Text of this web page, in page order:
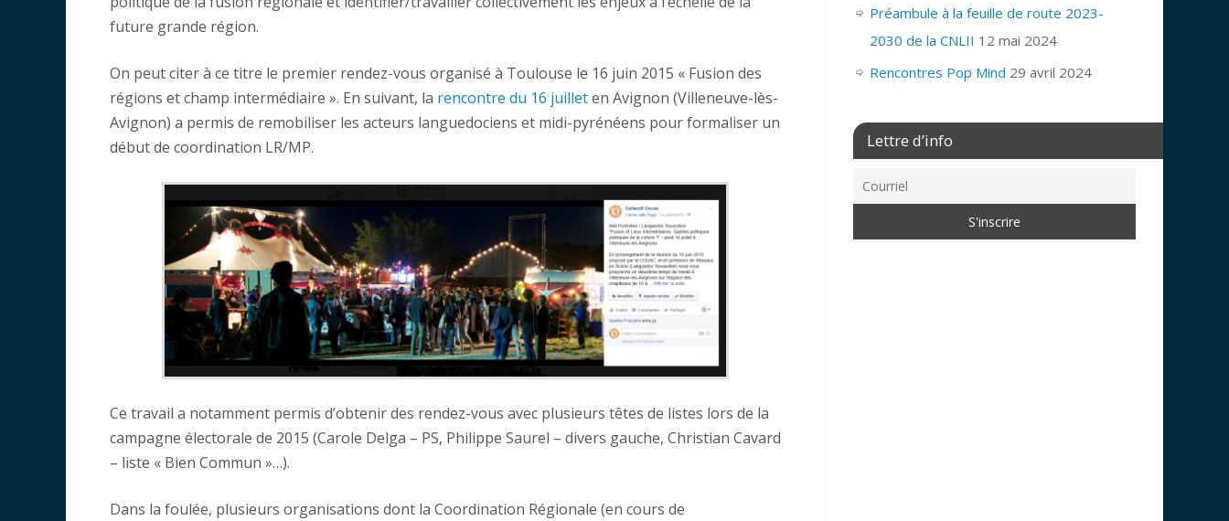
future grande région.
On peut citer à ce titre le premier rendez-vous organisé à Toulouse le 16 juin 2015 « Fusion des
régions et champ intermédiaire ». En suivant, la rencontre du 16 juilleten Avignon (Villeneuve-lès-
Avignon) a permis de remobiliser les acteurs languedociens et midi-pyrénéens pour formaliser un
début de coordination LR/MP.
Ce travail a notamment permis d’obtenir des rendez-vous avec plusieurs têtes de listes lors de la
campagne électorale de 2015 (Carole Delga – PS, Philippe Saurel – divers gauche, Christian Cavard
– liste « Bien Commun »…).
Dans la foulée, plusieurs organisations dont la Coordination Régionale (en cours de
Préambule à la feuille de route 2023-
2030 de la CNLII 12 mai 2024
Rencontres Pop Mind 29 avril 2024
Lettre d’info